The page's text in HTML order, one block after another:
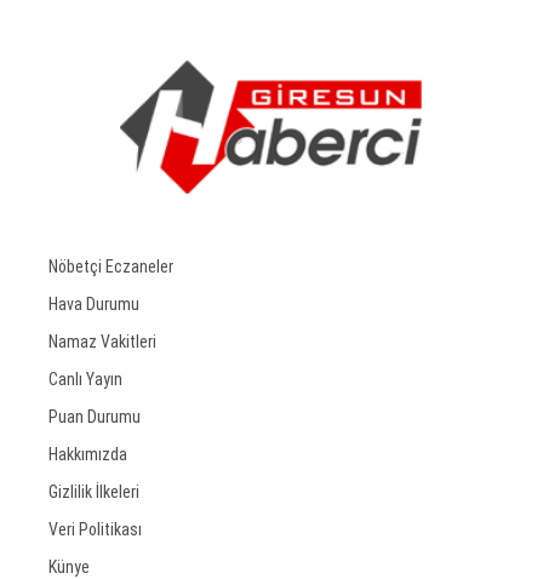
Nöbetçi Eczaneler
Hava Durumu
Namaz Vakitleri
Canlı Yayın
Puan Durumu
Hakkımızda
Gizlilik İlkeleri
Veri Politikası
Künye